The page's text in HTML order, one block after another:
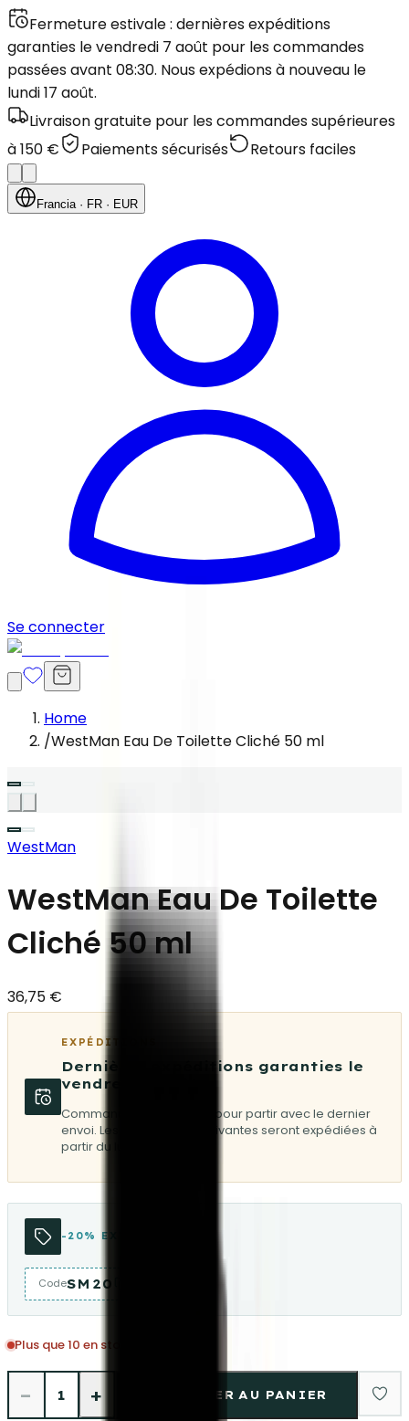
Fermeture estivale : dernières expéditions
garanties le vendredi 7 août pour les commandes
passées avant 08:30. Nous expédions à nouveau le
lundi 17 août.
Livraison gratuite pour les commandes supérieures
à 150 €
Paiements sécurisés Retours faciles
Francia· FR · EUR
Se connecter
Home
/WestMan Eau De Toilette Cliché 50 ml
WestMan
WestMan Eau De Toilette
Cliché 50 ml
36,75 €
EXPÉDITIONS
Dernières expéditions garanties le
vendredi 7 août
Commandez avant 08:30 pour partir avec le dernier
envoi. Les commandes suivantes seront expédiées à
partir du lundi 17 août.
-20% EXTRA
CodeSM20
Plus que 10 en stock
− 1 + AJOUTER AU PANIER